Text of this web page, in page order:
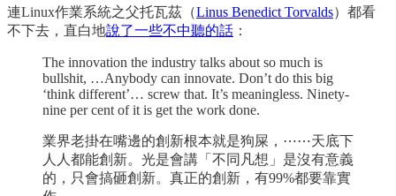
連Linux作業系統之父托瓦茲（Linus Benedict Torvalds）都看
不下去，直白地說了一些不中聽的話 ：
The innovation the industry talks about so much is
bullshit, …Anybody can innovate. Don’t do this big
‘think different’… screw that. It’s meaningless. Ninety-
nine per cent of it is get the work done.
業界老掛在嘴邊的創新根本就是狗屎，⋯⋯天底下
人人都能創新。光是會講「不同凡想」是沒有意義
的，只會搞砸創新。真正的創新，有99%都要靠實